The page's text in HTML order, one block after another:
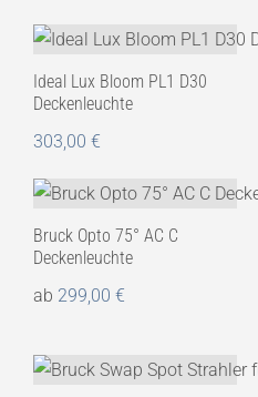
Ideal Lux Bloom PL1 D30
Deckenleuchte
303,00 €
Bruck Opto 75° AC C
Deckenleuchte
ab 299,00 €